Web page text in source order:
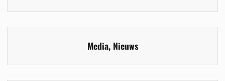
Media, Nieuws